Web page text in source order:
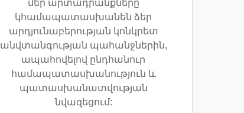
մեր արտադրանքները
կհամապատասխանեն ձեր
արդյունաբերության կոնկրետ
անվտանգության պահանջներին,
ապահովելով ընդհանուր
համապատասխանություն և
պատասխանատվության
նվազեցում: